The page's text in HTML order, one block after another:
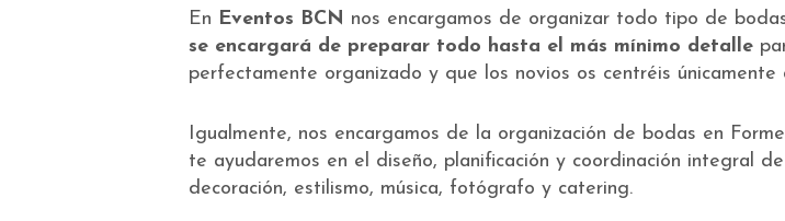
En Eventos BCN nos encargamos de organizar todo tipo de
se encargará de preparar todo hasta el más mínimo detalle
perfectamente organizado y que los novios os centréis
Igualmente, nos encargamos de la organización de bodas en
te ayudaremos en el diseño, planificación y coordinación integral
decoración, estilismo, música, fotógrafo y catering.